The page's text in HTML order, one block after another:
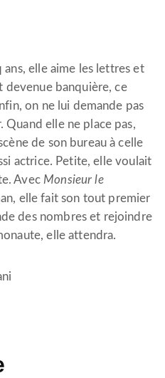
elle aime les lettres et
devenue banquière, ce
on ne lui demande pas
Quand elle ne place pas,
de son bureau à celle
actrice. Petite, elle voulait
Avec Monsieur le
elle fait son tout premier
des nombres et rejoindre
elle attendra.